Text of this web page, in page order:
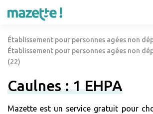
Établissement pour personnes agées non
Établissement pour personnes agées non
(22)
Caulnes : 1 EHPA
Mazette est un service gratuit pour